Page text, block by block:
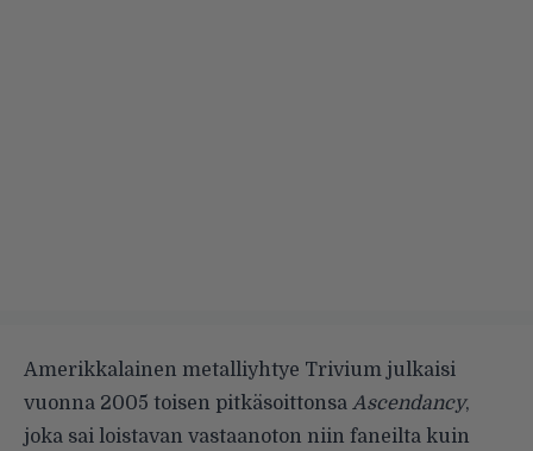
Amerikkalainen metalliyhtye Trivium julkaisi
vuonna 2005 toisen pitkäsoittonsa Ascendancy,
joka sai loistavan vastaanoton niin faneilta kuin